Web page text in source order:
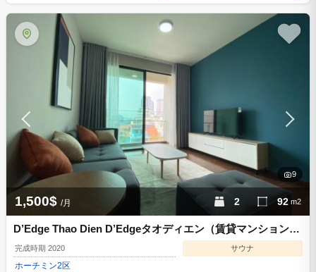
9
D’Edge Thao Dien D’Edgeタオディエン（賃貸マンション）
| 2bed 1500USD ホーチミン2区 d3322606
完成時期 2020
ホーチミン2区
サウナ
2 92 m2
1,500$ /月